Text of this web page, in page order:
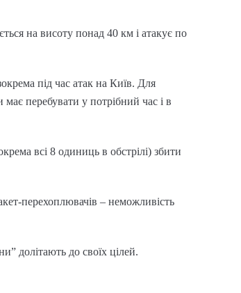
на висоту понад 40 км і атакує по
під час атак на Київ. Для
перебувати у потрібний час і в
всі 8 одиниць в обстрілі) збити
перехоплювачів – неможливість
долітають до своїх цілей.